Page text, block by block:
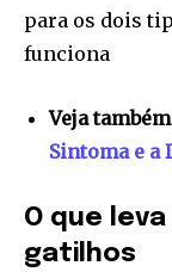
para os dois
funciona
Veja
Sintoma e a
O que
gatilhos